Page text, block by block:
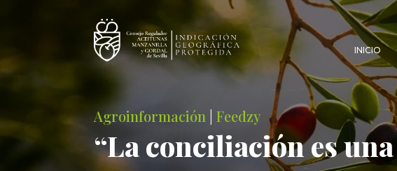
INICIO
Agroinformación |Feedzy
“La conciliación es